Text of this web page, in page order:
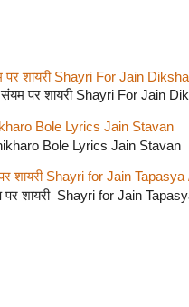
संयम पर शायरी Shayri For Jain
/ संयम पर शायरी Shayri For
Bole Lyrics Jain Stavan
Bole Lyrics Jain Stavan
शायरी Shayri for Jain Tapasya
शायरी Shayri for Jain